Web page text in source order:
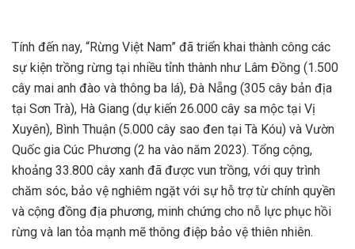
Tính đến nay, “Rừng Việt Nam” đã triển khai thành công các
sự kiện trồng rừng tại nhiều tỉnh thành như Lâm Đồng (1.500
cây mai anh đào và thông ba lá), Đà Nẵng (305 cây bản địa
tại Sơn Trà), Hà Giang (dự kiến 26.000 cây sa mộc tại Vị
Xuyên), Bình Thuận (5.000 cây sao đen tại Tà Kóu) và Vườn
Quốc gia Cúc Phương (2 ha vào năm 2023). Tổng cộng,
khoảng 33.800 cây xanh đã được vun trồng, với quy trình
chăm sóc, bảo vệ nghiêm ngặt với sự hỗ trợ từ chính quyền
và cộng đồng địa phương, minh chứng cho nỗ lực phục hồi
rừng và lan tỏa mạnh mẽ thông điệp bảo vệ thiên nhiên.